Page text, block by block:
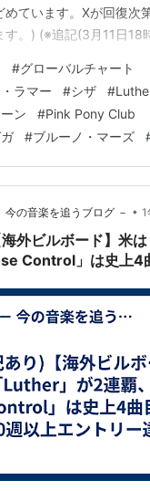
めています。Xが回復次
す。) (※追記(3月11日18
障害発生に伴いXのポ
め、あらためて貼付を
3月10日月曜に発表さ
ドソングチャート(集計
リック・ラマー ＆ シザ
#グローバルチャート
ラマー #シザ #
ン #Pink Pony Club
#ブルーノ・マーズ
今の音楽を追うブログ － •
外ビルボード】米
Control」は史上4